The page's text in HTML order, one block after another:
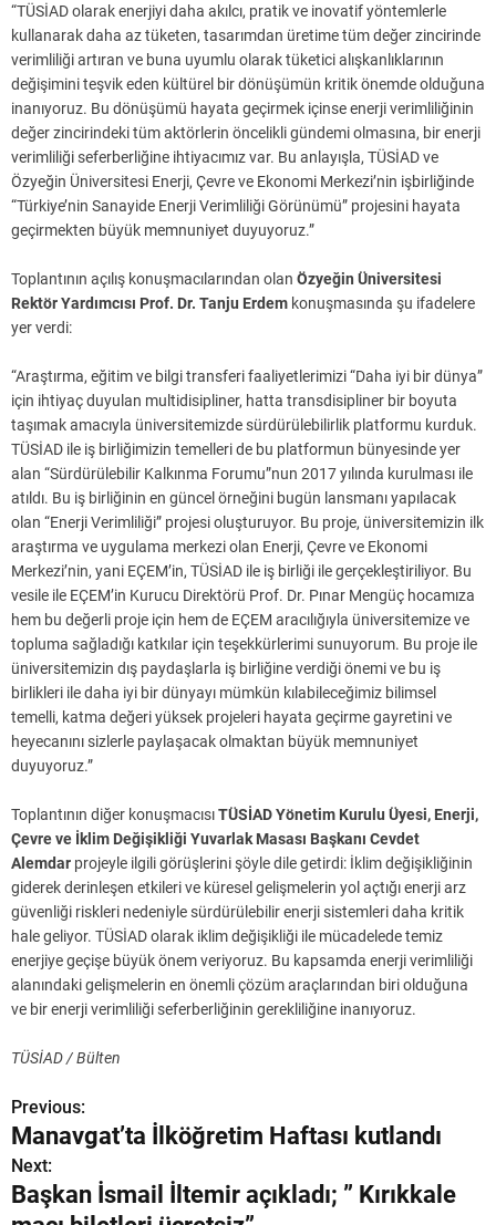
“TÜSİAD olarak enerjiyi daha akılcı, pratik ve inovatif yöntemlerle
kullanarak daha az tüketen, tasarımdan üretime tüm değer zincirinde
verimliliği artıran ve buna uyumlu olarak tüketici alışkanlıklarının
değişimini teşvik eden kültürel bir dönüşümün kritik önemde olduğuna
inanıyoruz. Bu dönüşümü hayata geçirmek içinse enerji verimliliğinin
değer zincirindeki tüm aktörlerin öncelikli gündemi olmasına, bir enerji
verimliliği seferberliğine ihtiyacımız var. Bu anlayışla, TÜSİAD ve
Özyeğin Üniversitesi Enerji, Çevre ve Ekonomi Merkezi’nin işbirliğinde
“Türkiye’nin Sanayide Enerji Verimliliği Görünümü” projesini hayata
geçirmekten büyük memnuniyet duyuyoruz.”
Toplantının açılış konuşmacılarından olan Özyeğin Üniversitesi
Rektör Yardımcısı Prof. Dr. Tanju Erdem konuşmasında şu ifadelere
yer verdi:
“Araştırma, eğitim ve bilgi transferi faaliyetlerimizi “Daha iyi bir dünya”
için ihtiyaç duyulan multidisipliner, hatta transdisipliner bir boyuta
taşımak amacıyla üniversitemizde sürdürülebilirlik platformu kurduk.
TÜSİAD ile iş birliğimizin temelleri de bu platformun bünyesinde yer
alan “Sürdürülebilir Kalkınma Forumu”nun 2017 yılında kurulması ile
atıldı. Bu iş birliğinin en güncel örneğini bugün lansmanı yapılacak
olan “Enerji Verimliliği” projesi oluşturuyor. Bu proje, üniversitemizin ilk
araştırma ve uygulama merkezi olan Enerji, Çevre ve Ekonomi
Merkezi’nin, yani EÇEM’in, TÜSİAD ile iş birliği ile gerçekleştiriliyor. Bu
vesile ile EÇEM’in Kurucu Direktörü Prof. Dr. Pınar Mengüç hocamıza
hem bu değerli proje için hem de EÇEM aracılığıyla üniversitemize ve
topluma sağladığı katkılar için teşekkürlerimi sunuyorum. Bu proje ile
üniversitemizin dış paydaşlarla iş birliğine verdiği önemi ve bu iş
birlikleri ile daha iyi bir dünyayı mümkün kılabileceğimiz bilimsel
temelli, katma değeri yüksek projeleri hayata geçirme gayretini ve
heyecanını sizlerle paylaşacak olmaktan büyük memnuniyet
duyuyoruz.”
Toplantının diğer konuşmacısıTÜSİAD Yönetim Kurulu Üyesi, Enerji,
Çevre ve İklim Değişikliği Yuvarlak Masası Başkanı Cevdet
Alemdar projeyle ilgili görüşlerini şöyle dile getirdi: İklim değişikliğinin
giderek derinleşen etkileri ve küresel gelişmelerin yol açtığı enerji arz
güvenliği riskleri nedeniyle sürdürülebilir enerji sistemleri daha kritik
hale geliyor. TÜSİAD olarak iklim değişikliği ile mücadelede temiz
enerjiye geçişe büyük önem veriyoruz. Bu kapsamda enerji verimliliği
alanındaki gelişmelerin en önemli çözüm araçlarından biri olduğuna
ve bir enerji verimliliği seferberliğinin gerekliliğine inanıyoruz.
TÜSİAD / Bülten
Y
a
z
Previous:
Manavgat’ta İlköğretim Haftası kutlandı
Next:
Başkan İsmail İltemir açıkladı; ” Kırıkkale